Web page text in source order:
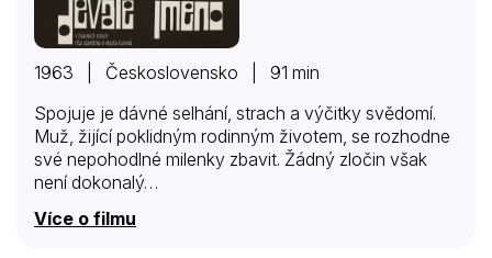
1963 | Československo | 91 min
Spojuje je dávné selhání, strach a výčitky svědomí.
Muž, žijící poklidným rodinným životem, se rozhodne
své nepohodlné milenky zbavit. Žádný zločin však
není dokonalý…
Více o filmu